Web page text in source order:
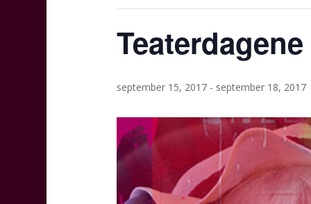
Teaterdagene
september 15, 2017 - september 18, 2017